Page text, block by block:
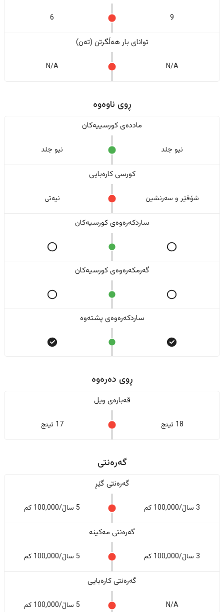
9
6
تواناى بار هەڵگرتن (تەن)
N/A
N/A
ڕوی ناوەوە
ماددەی کورسییەکان
نیو جلد نیو جلد
کورسی کارەبایی
شۆفێر و سەرنشین نیەتی
ساردکەرەوەی کورسیەکان
گەرمکەرەوەی کورسیەکان
ساردکەرەوەی پشتەوە
ڕوی دەرەوە
قەبارەی ویل
18 ئینج 17 ئینج
گەرەنتی
گەرەنتی گێڕ
3 ساڵ/100,000 کم 5 ساڵ/100,000 کم
گەرەنتی مەکینە
3 ساڵ/100,000 کم 5 ساڵ/100,000 کم
گەرەنتی کارەبایی
N/A 5 ساڵ/100,000 کم